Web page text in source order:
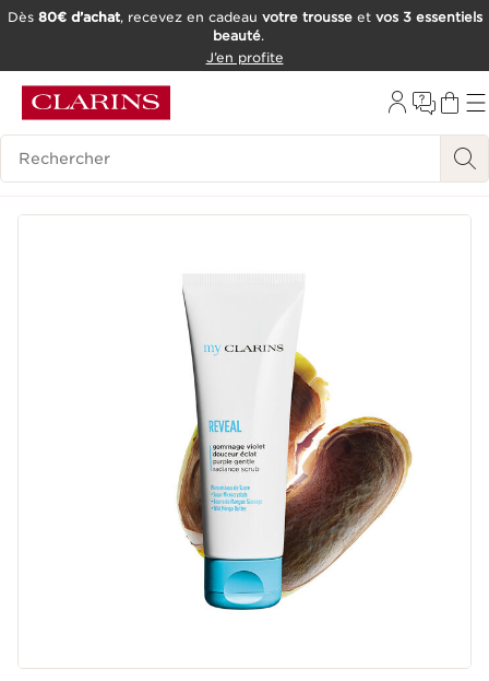
OUTIL D'ACCESSIBILITÉ
Dès 80€ d’achat, recevez en cadeau votre trousseet vos 3 essentiels
beauté.
J’en profite
Historique des recherches